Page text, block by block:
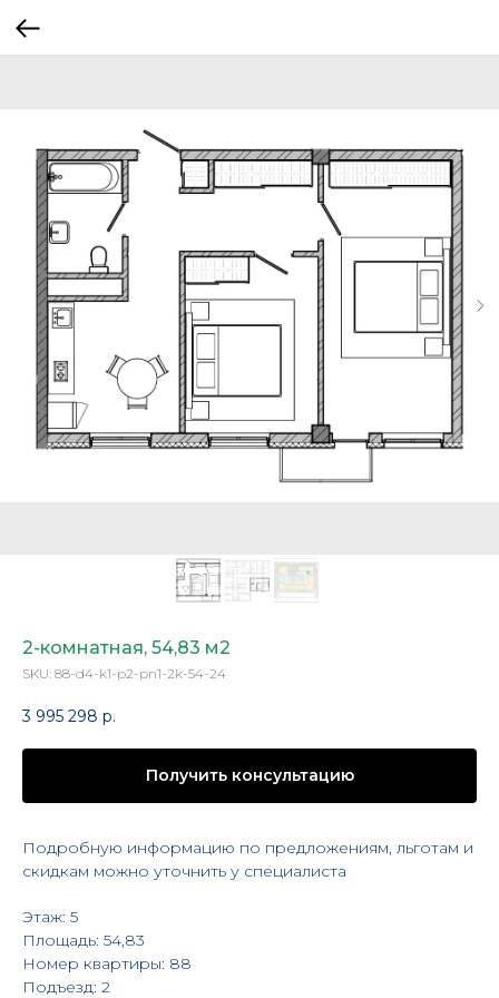
2-комнатная, 54,83 м2
SKU: 88-d4-k1-p2-pn1-2k-54-24
3 995 298 р.
Получить консультацию
Подробную информацию по предложениям, льготам и
скидкам можно уточнить у специалиста
Этаж: 5
Площадь: 54,83
Номер квартиры: 88
Подъезд: 2